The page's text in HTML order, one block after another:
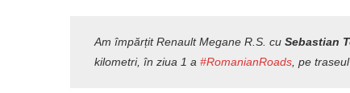
Am împărțit Renault Megane R.S. cu Sebastian
kilometri, în ziua 1 a #RomanianRoads, pe